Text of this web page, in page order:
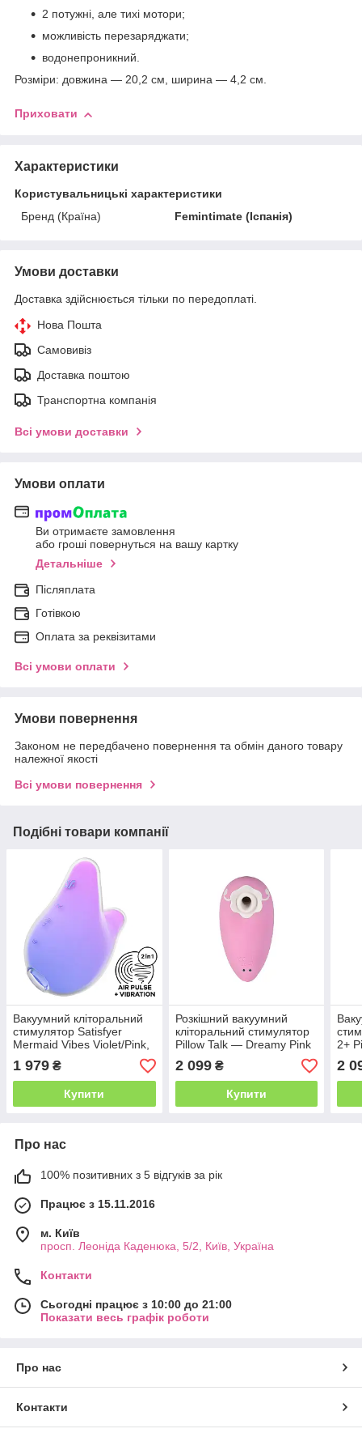
2 потужні, але тихі мотори;
можливість перезаряджати;
водонепроникний.
Розміри: довжина — 20,2 см, ширина — 4,2 см.
Приховати
Характеристики
Користувальницькі характеристики
Бренд (Країна)
Femintimate (Іспанія)
Умови доставки
Доставка здійснюється тільки по передоплаті.
Нова Пошта
Самовивіз
Доставка поштою
Транспортна компанія
Всі умови доставки
Умови оплати
Ви отримаєте замовлення
або гроші повернуться на вашу картку
Детальніше
Післяплата
Готівкою
Оплата за реквізитами
Всі умови оплати
Умови повернення
Законом не передбачено повернення та обмін даного товару
належної якості
Всі умови повернення
Подібні товари компанії
Вакуумний кліторальний
стимулятор Satisfyer
Mermaid Vibes Violet/Pink,
2 мотори
1 979 ₴
Купити
Розкішний вакуумний
кліторальний стимулятор
Pillow Talk — Dreamy Pink
із кристалом Swarovski
2 099₴
Купити
2+
2
Про нас
100% позитивних з 5 відгуків за рік
Працює з 15.11.2016
м. Київ
просп. Леоніда Каденюка, 5/2, Київ, Україна
Контакти
Сьогодні працює з 10:00 до 21:00
Показати весь графік роботи
Про нас
Контакти